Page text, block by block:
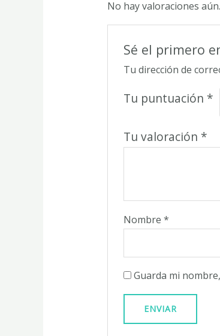
No hay valoraciones aún.
Sé el primero
Tu dirección de
Tu puntuación *
Tu valoración *
Nombre*
Guarda mi